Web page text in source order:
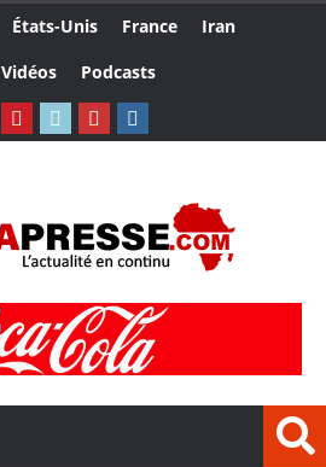
États-Unis France
Iran
Vidéos Podcasts